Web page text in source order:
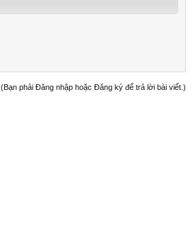
(Bạn phải Đăng nhập hoặc Đăng ký để trả lời bài viết.)